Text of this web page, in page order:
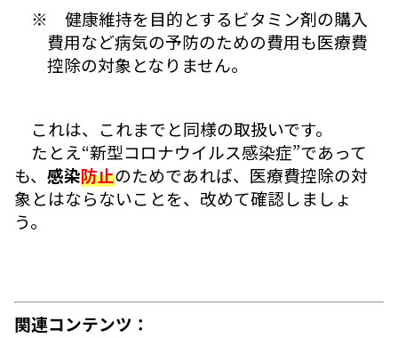
※ 健康維持を目的とするビタミン剤の購入
費用など病気の予防のための費用も医療費
控除の対象となりません。
これは、これまでと同様の取扱いです。
たとえ“新型コロナウイルス感染症”であって
も、 感染防止のためであれば、医療費控除の対
象とはならないことを、改めて確認しましょ
う。
関連コンテンツ：